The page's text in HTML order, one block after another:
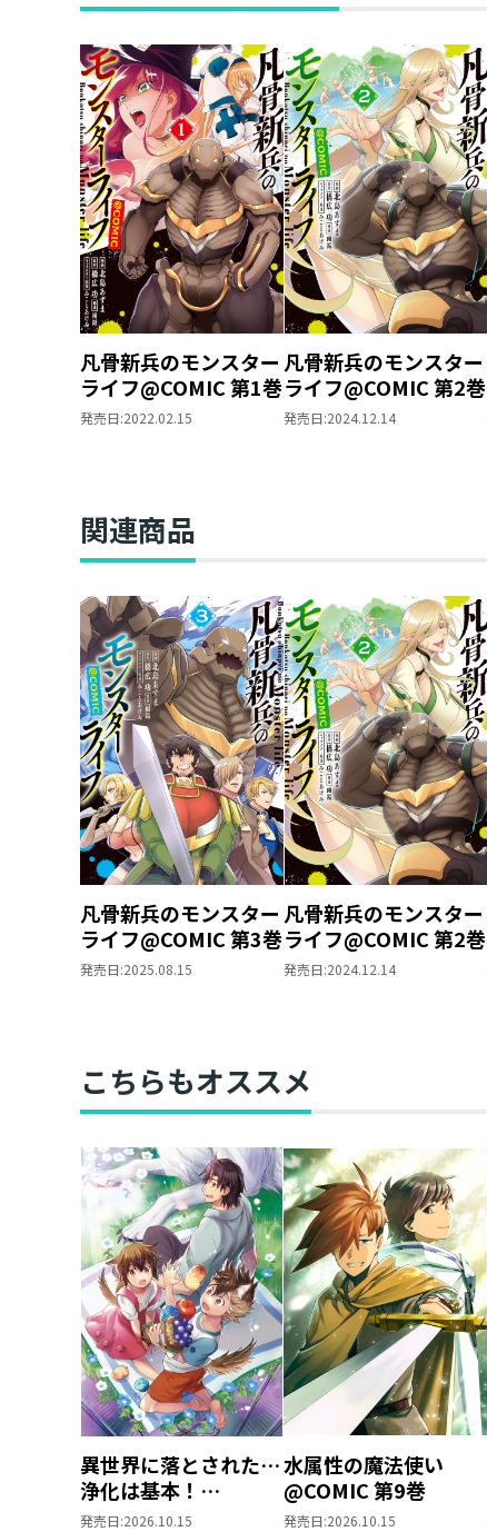
凡骨新兵のモンスター
ライフ@COMIC 第1巻
発売日:2022.02.15
凡骨新兵のモンスター
ライフ@COMIC 第2巻
発売日:2024.12.14
関連商品
凡骨新兵のモンスター
ライフ@COMIC 第3巻
発売日:2025.08.15
凡骨新兵のモンスター
ライフ@COMIC 第2巻
発売日:2024.12.14
こちらもオススメ
異世界に落とされた…
浄化は基本！
@COMIC 第7巻
発売日:2026.10.15
水属性の魔法使い
@COMIC 第9巻
発売日:2026.10.15